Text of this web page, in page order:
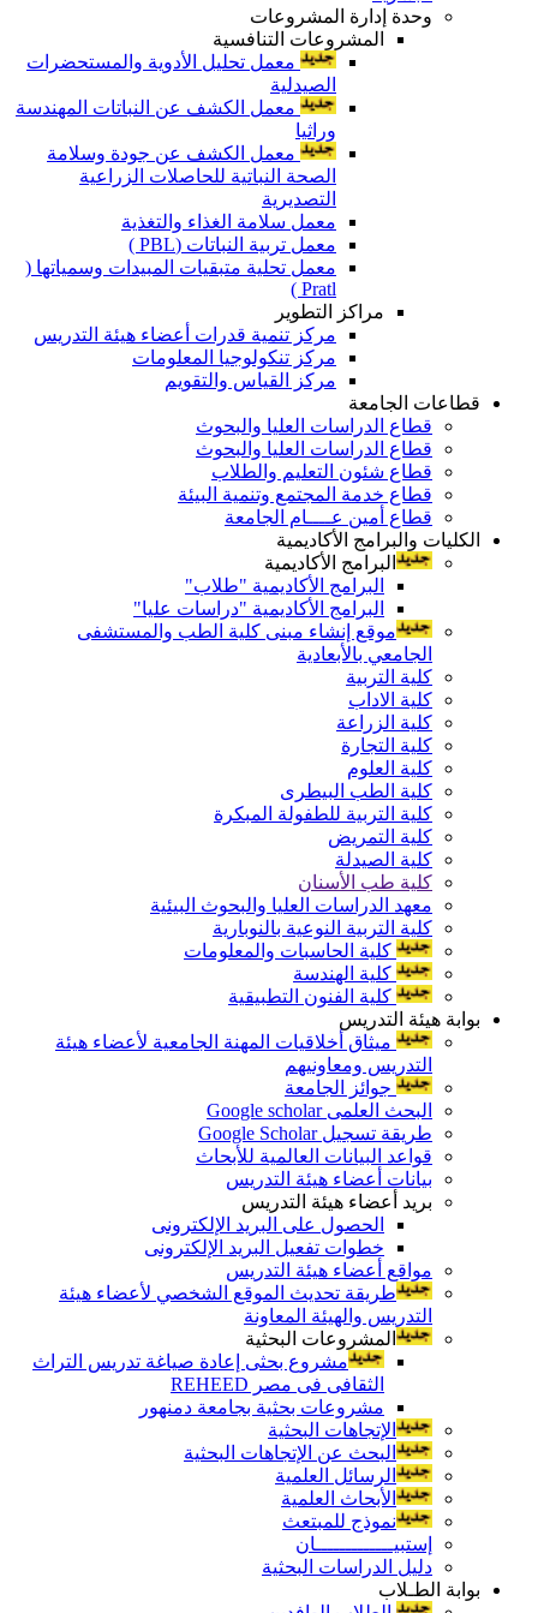
وحدة إدارة المشروعات
المشروعات التنافسية
معمل تحليل الأدوية والمستحضرات
الصيدلية
معمل الكشف عن النباتات المهندسة
وراثيا
معمل الكشف عن جودة وسلامة
الصحة النباتية للحاصلات الزراعية
التصديرية
معمل سلامة الغذاء والتغذية
معمل تربية النباتات (PBL )
معمل تحلية متبقيات المبيدات وسمياتها (
Pratl )
مراكز التطوير
مركز تنمية قدرات أعضاء هيئة التدريس
مركز تنكولوجيا المعلومات
مركز القياس والتقويم
قطاعات الجامعة
قطاع الدراسات العليا والبحوث
قطاع الدراسات العليا والبحوث
قطاع شئون التعليم والطلاب
قطاع خدمة المجتمع وتنمية البيئة
قطاع أمين عــــام الجامعة
الكليات والبرامج الأكاديمية
البرامج الأكاديمية
البرامج الأكاديمية "طلاب"
البرامج الأكاديمية "دراسات عليا"
موقع إنشاء مبنى كلية الطب والمستشفى
الجامعي بالأبعادية
كلية التربية
كلية الاداب
كلية الزراعة
كلية التجارة
كلية العلوم
كلية الطب البيطرى
كلية التربية للطفولة المبكرة
كلية التمريض
كلية الصيدلة
كلية طب الأسنان
معهد الدراسات العليا والبحوث البيئية
كلية التربية النوعية بالنوبارية
كلية الحاسبات والمعلومات
كلية الهندسة
كلية الفنون التطبيقية
بوابة هيئة التدريس
ميثاق أخلاقيات المهنة الجامعية لأعضاء هيئة
التدريس ومعاونيهم
جوائز الجامعة
البحث العلمى Google scholar
طريقة تسجيل Google Scholar
قواعد البيانات العالمية للأبحاث
بيانات أعضاء هيئة التدريس
بريد أعضاء هيئة التدريس
الحصول على البريد الإلكترونى
خطوات تفعيل البريد الإلكترونى
مواقع أعضاء هيئة التدريس
طريقة تحديث الموقع الشخصي لأعضاء هيئة
التدريس والهيئة المعاونة
المشروعات البحثية
مشروع بحثى إعادة صياغة تدريس التراث
الثقافى فى مصر REHEED
مشروعات بحثية بجامعة دمنهور
الإتجاهات البحثية
البحث عن الإتجاهات البحثية
الرسائل العلمية
الأبحاث العلمية
نموذج للمبتعث
إستبيـــــــــــــان
دليل الدراسات البحثية
بوابة الطـلاب